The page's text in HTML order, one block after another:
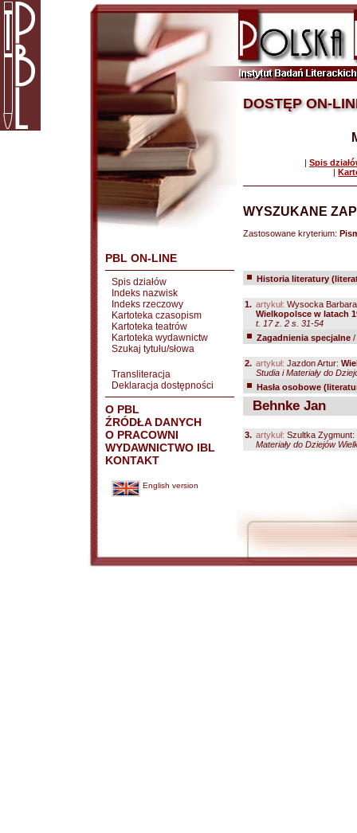
PBL ON-LINE
Spis działów
Indeks nazwisk
Indeks rzeczowy
Kartoteka czasopism
Kartoteka teatrów
Kartoteka wydawnictw
Szukaj tytułu/słowa
Transliteracja
Deklaracja dostępności
O PBL
ŹRÓDŁA DANYCH
O PRACOWNI
WYDAWNICTWO IBL
KONTAKT
English version
DOSTĘP ON-
| Spis
|
WYSZUKANE
Zastosowane kryterium:
Historia literatury
1. artykuł: Wysocka
Wielkopolsce w latach
t. 17 z. 2 s. 31-54
Zagadnienia specjalne /
2. artykuł: Jazdon Artur:
Studia i Materiały do
Hasła osobowe
Behnke Jan
3. artykuł: Szultka Zygmunt:
Materiały do Dziejów